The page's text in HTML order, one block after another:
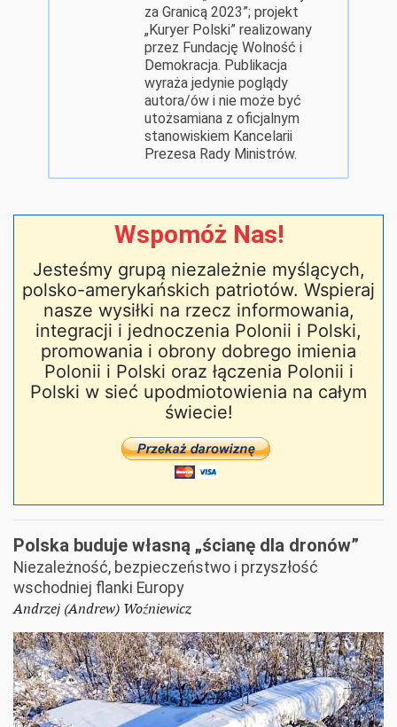
za Granicą 2023”; projekt
„Kuryer Polski” realizowany
przez Fundację Wolność i
Demokracja. Publikacja
wyraża jedynie poglądy
autora/ów i nie może być
utożsamiana z oficjalnym
stanowiskiem Kancelarii
Prezesa Rady Ministrów.
Wspomóż Nas!
Jesteśmy grupą niezależnie myślących,
polsko-amerykańskich patriotów. Wspieraj
nasze wysiłki na rzecz informowania,
integracji i jednoczenia Polonii i Polski,
promowania i obrony dobrego imienia
Polonii i Polski oraz łączenia Polonii i
Polski w sieć upodmiotowienia na całym
świecie!
Polska buduje własną „ścianę dla dronów”
Niezależność, bezpieczeństwo i przyszłość
wschodniej flanki Europy
Andrzej (Andrew) Woźniewicz